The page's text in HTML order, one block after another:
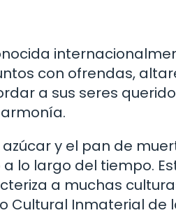
con ofrendas,
a sus seres
y el pan de
lo largo del tiempo.
a muchas
Cultural Inmaterial de